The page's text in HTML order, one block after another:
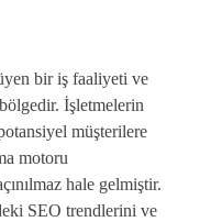
bir iş faaliyeti ve
İşletmelerin
müşterilere
motoru
hale gelmiştir.
SEO trendlerini ve